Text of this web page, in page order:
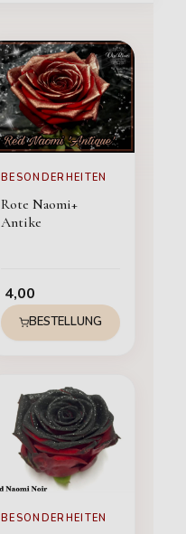
BESONDERHEITEN
Rote Naomi+
Antike
4,00
BESTELLUNG
BESONDERHEITEN